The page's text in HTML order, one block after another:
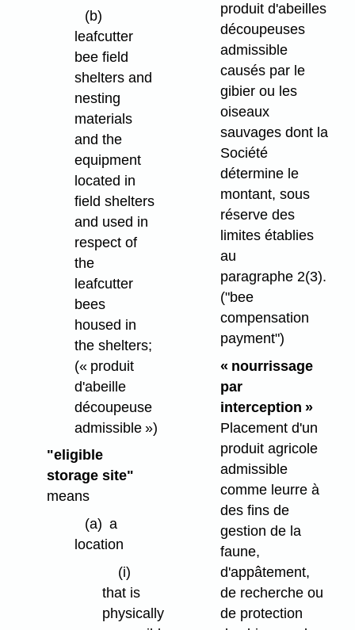
(b)
leafcutter
bee field
shelters and
nesting
materials
and the
equipment
located in
field shelters
and used in
respect of
the
leafcutter
bees
housed in
the shelters;
(« produit
d'abeille
découpeuse
admissible »)
"eligible
storage site"
means
(a) a
location
(i)
that is
physically
produit d'abeilles
découpeuses
admissible
causés par le
gibier ou les
oiseaux
sauvages dont la
Société
détermine le
montant, sous
réserve des
limites établies
au
paragraphe 2(3).
("bee
compensation
payment")
« nourrissage
par
interception »
Placement d'un
produit agricole
admissible
comme leurre à
des fins de
gestion de la
faune,
d'appâtement,
de recherche ou
de protection